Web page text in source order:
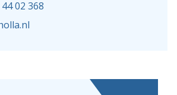
02 368